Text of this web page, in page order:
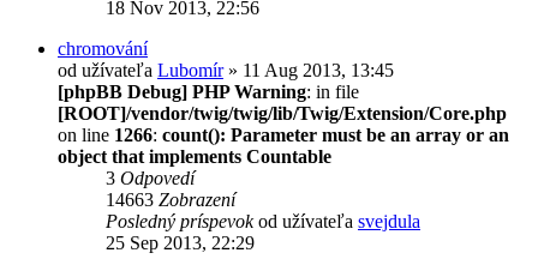
18 Nov 2013, 22:56
chromování
od užívateľa Lubomír» 11 Aug 2013, 13:45
[phpBB Debug] PHP Warning: in file
[ROOT]/vendor/twig/twig/lib/Twig/Extension/Core.php
on line 1266: count(): Parameter must be an array or an
object that implements Countable
3 Odpovedí
14663 Zobrazení
Posledný príspevokod užívateľa svejdula
25 Sep 2013, 22:29